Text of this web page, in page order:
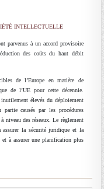
INTELLECTUELLE
parvenus à un accord provisoire
des coûts du haut débit
de l’Europe en matière de
de l’UE pour cette décennie.
élevés du déploiement
partie causés par les procédures
niveau des réseaux. Le règlement
assurer la sécurité juridique et la
et à assurer une planification plus